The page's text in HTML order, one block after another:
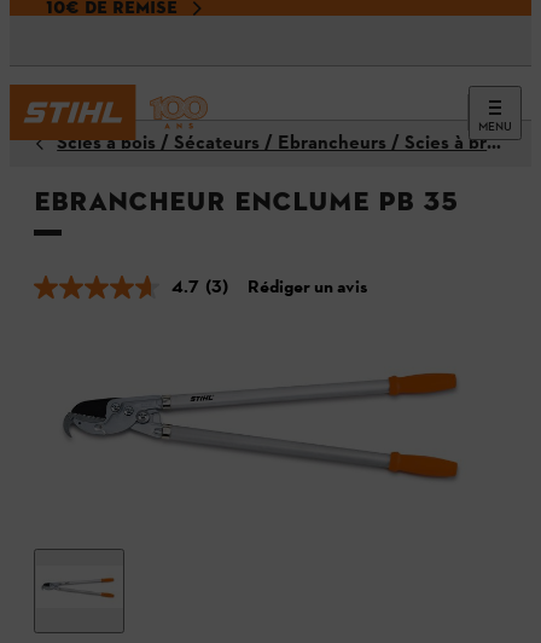
10€ DE REMISE
MENU
Scies à bois / Sécateurs / Ébrancheurs / Scies à branches
Ebrancheur enclume PB 35
4.7 (3) Rédiger un avis